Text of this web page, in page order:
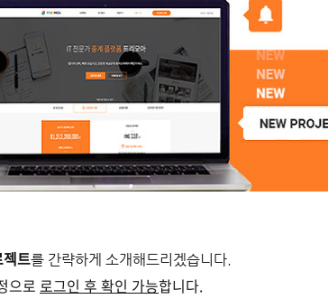
트를 간략하게 소개해드리겠습니다.
으로 로그인 후 확인 가능합니다.